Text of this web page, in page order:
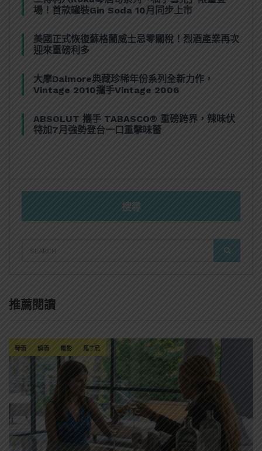
場！首款罐裝Gin Soda 10月同步上市
美國正式恢復蘇格蘭威士忌零關稅！烈酒產業再次
迎來重磅利多
大摩Dalmore典藏珍稀年份系列全新力作，
Vintage 2010攜手Vintage 2006
ABSOLUT 攜手 TABASCO® 重磅跨界，辣味伏
特加7月強勢登台一口重擊味蕾
搜尋
FOR:
推薦閱讀
琴酒 調酒 電影 馬丁尼